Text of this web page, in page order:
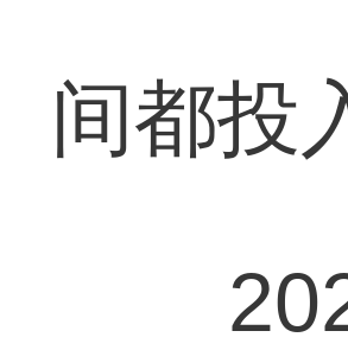
间都投
2023